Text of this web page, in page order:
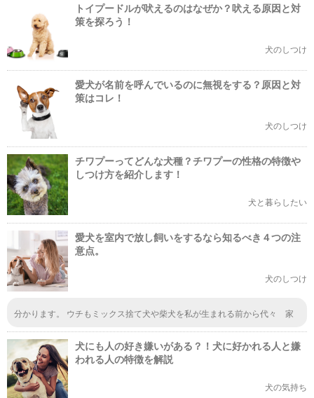
トイプードルが吠えるのはなぜか？吠える原因と対
策を探ろう！
犬のしつけ
愛犬が名前を呼んでいるのに無視をする？原因と対
策はコレ！
犬のしつけ
チワプーってどんな犬種？チワプーの性格の特徴や
しつけ方を紹介します！
犬と暮らしたい
愛犬を室内で放し飼いをするなら知るべき４つの注
意点。
犬のしつけ
分かります。 ウチもミックス捨て犬や柴犬を私が生まれる前から代々 家
ですが、私が当時20歳の頃から 家中で中型犬を飼っておどかれてたのを覚
えてます。 その頃から、ずっと フリーです。 カードとか噛まれたくない
ものは、スプレーや保護剤、など色々アイテムも有ります。 留守番で、何
時間も 狭い動きができないのもストレスが溜まるとおもう。 隣の犬も日
中 吠えてばかりです。 しつけがある程度できた時と 成犬なれば、落ち着
くのでフリーでも いいとおもう。
犬にも人の好き嫌いがある？！犬に好かれる人と嫌
われる人の特徴を解説
犬の気持ち